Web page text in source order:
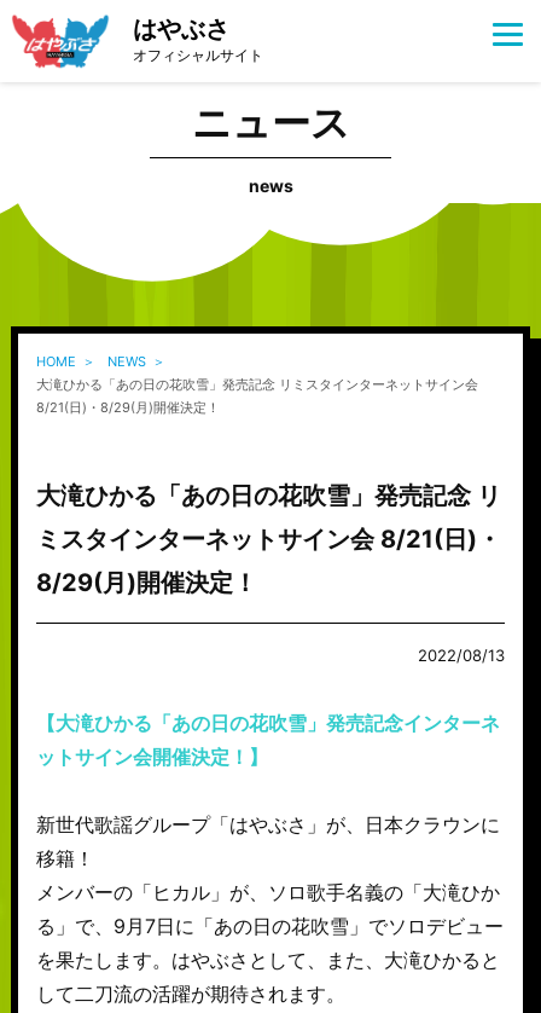
はやぶさ
オフィシャルサイト
ニュース
news
HOME
NEWS
大滝ひかる「あの日の花吹雪」発売記念 リミスタインターネットサイン会
8/21(日)・8/29(月)開催決定！
大滝ひかる「あの日の花吹雪」発売記念 リ
ミスタインターネットサイン会 8/21(日)・
8/29(月)開催決定！
2022/08/13
【大滝ひかる「あの日の花吹雪」発売記念インターネ
ットサイン会開催決定！】
新世代歌謡グループ「はやぶさ」が、日本クラウンに
移籍！
メンバーの「ヒカル」が、ソロ歌手名義の「大滝ひか
る」で、9月7日に「あの日の花吹雪」でソロデビュー
を果たします。はやぶさとして、また、大滝ひかると
して二刀流の活躍が期待されます。